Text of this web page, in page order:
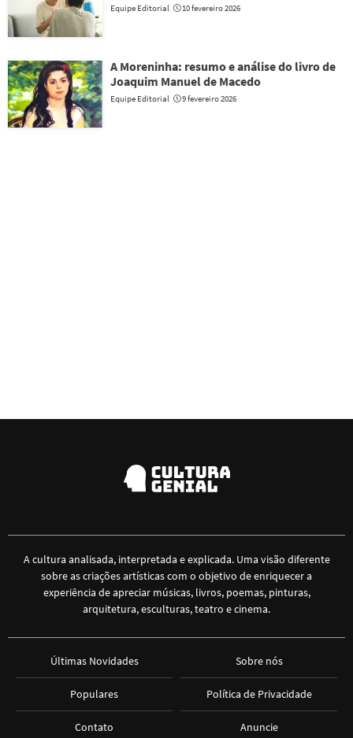
Equipe Editorial 10 fevereiro 2026
A Moreninha: resumo e análise do livro de
Joaquim Manuel de Macedo
Equipe Editorial 9 fevereiro 2026
A cultura analisada, interpretada e explicada. Uma visão diferente
sobre as criações artísticas com o objetivo de enriquecer a
experiência de apreciar músicas, livros, poemas, pinturas,
arquitetura, esculturas, teatro e cinema.
Últimas Novidades
Populares
Contato
Sobre nós
Política de Privacidade
Anuncie